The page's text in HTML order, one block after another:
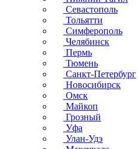
Севастополь
Тольятти
Симферополь
Челябинск
Пермь
Тюмень
Санкт-Петербург
Новосибирск
Омск
Майкоп
Грозный
Уфа
Улан-Удэ